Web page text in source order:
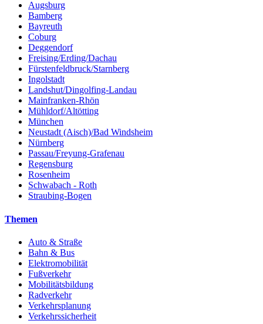
Augsburg
Bamberg
Bayreuth
Coburg
Deggendorf
Freising/Erding/Dachau
Fürstenfeldbruck/Starnberg
Ingolstadt
Landshut/Dingolfing-Landau
Mainfranken-Rhön
Mühldorf/Altötting
München
Neustadt (Aisch)/Bad Windsheim
Nürnberg
Passau/Freyung-Grafenau
Regensburg
Rosenheim
Schwabach - Roth
Straubing-Bogen
Themen
Auto & Straße
Bahn & Bus
Elektromobilität
Fußverkehr
Mobilitätsbildung
Radverkehr
Verkehrsplanung
Verkehrssicherheit